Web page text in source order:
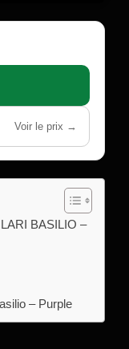
Voir le prix →
BASILIO –
– Purple